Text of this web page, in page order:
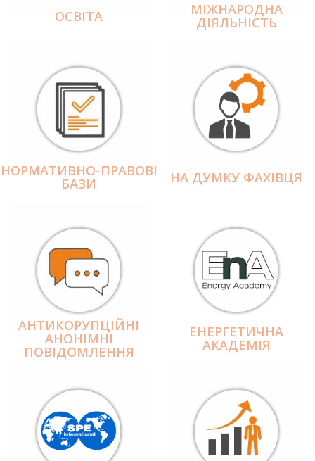
ОСВІТА МІЖНАРОДНА
ДІЯЛЬНІCТЬ
НОРМАТИВНО-ПРАВОВІ
БАЗИ НА ДУМКУ ФАХІВЦЯ
АНТИКОРУПЦІЙНІ
АНОНІМНІ
ПОВІДОМЛЕННЯ
ЕНЕРГЕТИЧНА
АКАДЕМІЯ